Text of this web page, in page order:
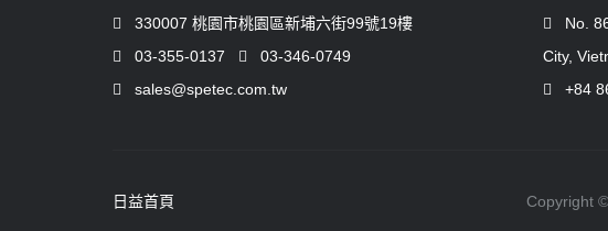
330007 桃園市桃園區新埔六街99號19樓
03-355-0137
03-346-0749
sales@spetec.com.tw
No.
City,
+84
日益首頁 Copyright